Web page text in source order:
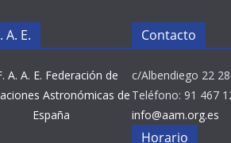
A. E.
Federación de
Astronómicas de
España
Contacto
c/Albendiego 22
Teléfono: 91 467
info@aam.org.es
Horario